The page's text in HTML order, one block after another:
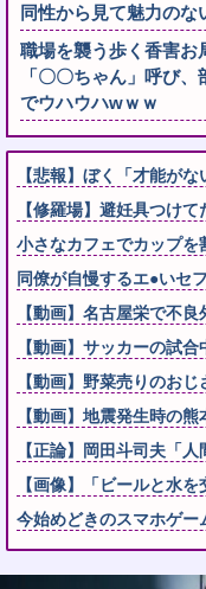
同性から見て魅力のな
職場を襲う歩く香害お
「〇〇ちゃん」呼び
でウハウハwｗｗ
【悲報】ぼく「才能が
【修羅場】避妊具つけ
小さなカフェでカップ
同僚が自慢するエ●いセ
【動画】名古屋栄で不
【動画】サッカーの試
【動画】野菜売りのお
【動画】地震発生時の
【正論】岡田斗司夫「
【画像】「ビールと水
今始めどきのスマホゲー